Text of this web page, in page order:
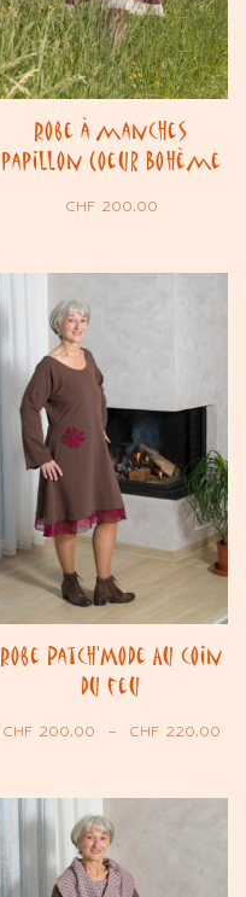
Robe à manches
papillon Coeur Bohème
CHF200.00
Robe Patch’Mode Au coin
du feu
CHF200.00 – CHF220.00